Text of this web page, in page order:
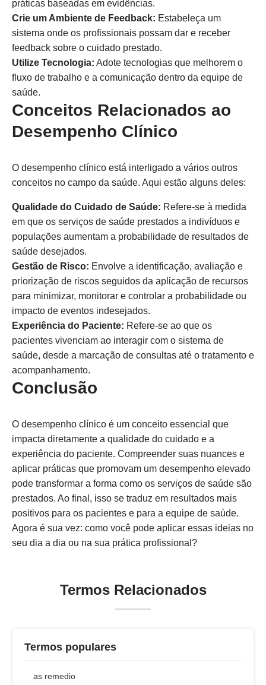
práticas baseadas em evidências.
Crie um Ambiente de Feedback: Estabeleça um
sistema onde os profissionais possam dar e receber
feedback sobre o cuidado prestado.
Utilize Tecnologia: Adote tecnologias que melhorem o
fluxo de trabalho e a comunicação dentro da equipe de
saúde.
Conceitos Relacionados ao
Desempenho Clínico
O desempenho clínico está interligado a vários outros
conceitos no campo da saúde. Aqui estão alguns deles:
Qualidade do Cuidado de Saúde: Refere-se à medida
em que os serviços de saúde prestados a indivíduos e
populações aumentam a probabilidade de resultados de
saúde desejados.
Gestão de Risco: Envolve a identificação, avaliação e
priorização de riscos seguidos da aplicação de recursos
para minimizar, monitorar e controlar a probabilidade ou
impacto de eventos indesejados.
Experiência do Paciente: Refere-se ao que os
pacientes vivenciam ao interagir com o sistema de
saúde, desde a marcação de consultas até o tratamento e
acompanhamento.
Conclusão
O desempenho clínico é um conceito essencial que
impacta diretamente a qualidade do cuidado e a
experiência do paciente. Compreender suas nuances e
aplicar práticas que promovam um desempenho elevado
pode transformar a forma como os serviços de saúde são
prestados. Ao final, isso se traduz em resultados mais
positivos para os pacientes e para a equipe de saúde.
Agora é sua vez: como você pode aplicar essas ideias no
seu dia a dia ou na sua prática profissional?
Termos Relacionados
Termos populares
as remedio